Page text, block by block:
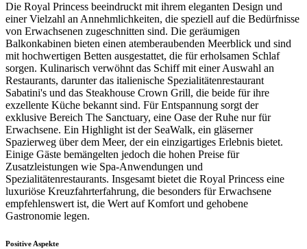
Die Royal Princess beeindruckt mit ihrem eleganten Design und
einer Vielzahl an Annehmlichkeiten, die speziell auf die Bedürfnisse
von Erwachsenen zugeschnitten sind. Die geräumigen
Balkonkabinen bieten einen atemberaubenden Meerblick und sind
mit hochwertigen Betten ausgestattet, die für erholsamen Schlaf
sorgen. Kulinarisch verwöhnt das Schiff mit einer Auswahl an
Restaurants, darunter das italienische Spezialitätenrestaurant
Sabatini's und das Steakhouse Crown Grill, die beide für ihre
exzellente Küche bekannt sind. Für Entspannung sorgt der
exklusive Bereich The Sanctuary, eine Oase der Ruhe nur für
Erwachsene. Ein Highlight ist der SeaWalk, ein gläserner
Spazierweg über dem Meer, der ein einzigartiges Erlebnis bietet.
Einige Gäste bemängelten jedoch die hohen Preise für
Zusatzleistungen wie Spa-Anwendungen und
Spezialitätenrestaurants. Insgesamt bietet die Royal Princess eine
luxuriöse Kreuzfahrterfahrung, die besonders für Erwachsene
empfehlenswert ist, die Wert auf Komfort und gehobene
Gastronomie legen.
Positive Aspekte